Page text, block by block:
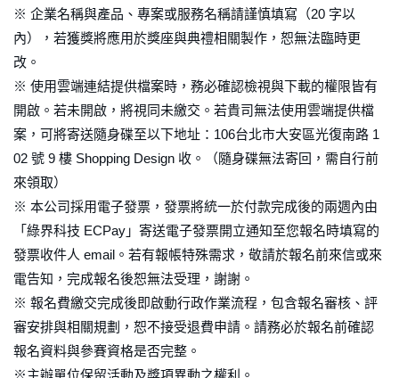
※ 企業名稱與產品、專案或服務名稱請謹慎填寫（20 字以
內），若獲獎將應用於獎座與典禮相關製作，恕無法臨時更
改。
※ 使用雲端連結提供檔案時，務必確認檢視與下載的權限皆有
開啟。若未開啟，將視同未繳交。若貴司無法使用雲端提供檔
案，可將寄送隨身碟至以下地址：106台北市大安區光復南路 1
02 號 9 樓 Shopping Design 收。（隨身碟無法寄回，需自行前
來領取）
※ 本公司採用電子發票，發票將統一於付款完成後的兩週內由
「綠界科技 ECPay」寄送電子發票開立通知至您報名時填寫的
發票收件人 email。若有報帳特殊需求，敬請於報名前來信或來
電告知，完成報名後恕無法受理，謝謝。
※ 報名費繳交完成後即啟動行政作業流程，包含報名審核、評
審安排與相關規劃，恕不接受退費申請。請務必於報名前確認
報名資料與參賽資格是否完整。
※主辦單位保留活動及獎項異動之權利。